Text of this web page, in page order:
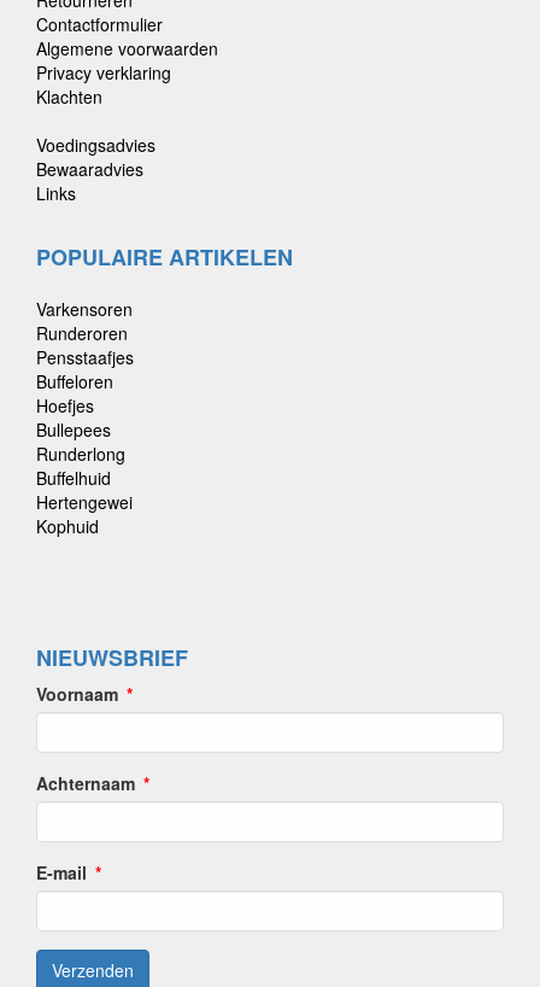
Contactformulier
Algemene voorwaarden
Privacy verklaring
Klachten
Voedingsadvies
Bewaaradvies
Links
POPULAIRE ARTIKELEN
Varkensoren
Runderoren
Pensstaafjes
Buffeloren
Hoefjes
Bullepees
Runderlong
Buffelhuid
Hertengewei
Kophuid
NIEUWSBRIEF
Voornaam
Achternaam
E-mail